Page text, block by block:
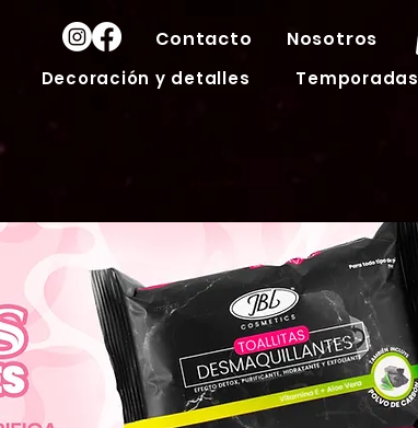
Contacto Nosotros
Decoración y detalles Temporadas